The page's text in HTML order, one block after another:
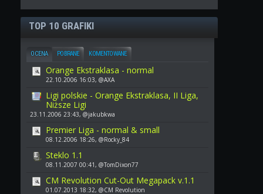
TOP 10 GRAFIKI
OCENA POBRANE KOMENTOWANE
Orange Ekstraklasa - normal
22.10.2006 16:03, @AXA
Ligi polskie - Orange Ekstraklasa, II Liga,
Niższe Ligi
23.11.2006 23:43, @jakubkwa
Premier Liga - normal & small
08.12.2006 18:26, @Rocky_84
Steklo 1.1
08.11.2007 00:41, @TomDixon77
CM Revolution Cut-Out Megapack v.1.1
01.07.2013 18:32, @CM Revolution